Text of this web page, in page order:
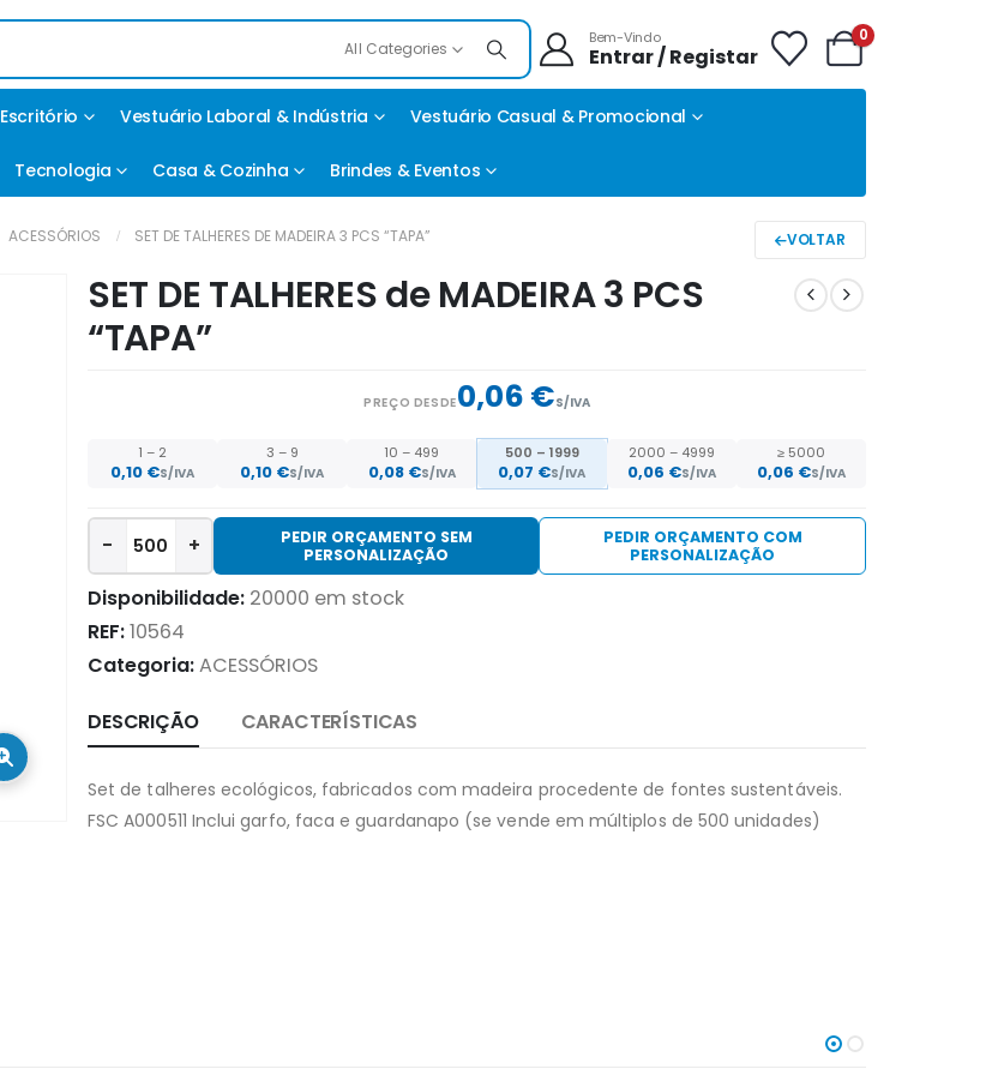
All Categories
Bem-Vindo
Entrar / Registar
0
Escritório Vestuário Laboral & Indústria Vestuário Casual & Promocional
Tecnologia Casa & Cozinha Brindes & Eventos
ACESSÓRIOS SET DE TALHERES DE MADEIRA 3 PCS “TAPA” VOLTAR
SET DE TALHERES de MADEIRA 3 PCS
“TAPA”
PREÇO DESDE0,06 €S/IVA
1 – 2
0,10 €S/IVA
3 – 9
0,10 €S/IVA
10 – 499
0,08 €S/IVA
500 – 1999
0,07 €S/IVA
2000 – 4999
0,06 €S/IVA
≥ 5000
0,06 €S/IVA
- +
PEDIR ORÇAMENTO SEM
PERSONALIZAÇÃO
PEDIR ORÇAMENTO COM
PERSONALIZAÇÃO
Disponibilidade: 20000 em stock
REF:10564
Categoria:ACESSÓRIOS
DESCRIÇÃO CARACTERÍSTICAS
Set de talheres ecológicos, fabricados com madeira procedente de fontes sustentáveis.
FSC A000511 Inclui garfo, faca e guardanapo (se vende em múltiplos de 500 unidades)